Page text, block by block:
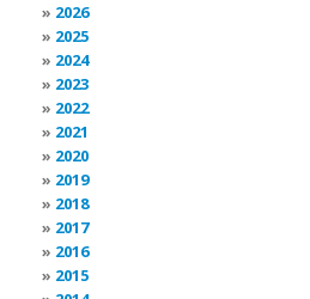
2026
2025
2024
2023
2022
2021
2020
2019
2018
2017
2016
2015